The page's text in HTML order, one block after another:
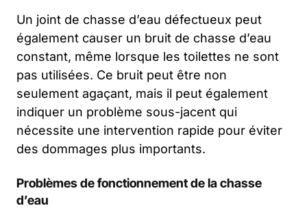
Un joint de chasse d’eau défectueux peut
également causer un bruit de chasse d’eau
constant, même lorsque les toilettes ne sont
pas utilisées. Ce bruit peut être non
seulement agaçant, mais il peut également
indiquer un problème sous-jacent qui
nécessite une intervention rapide pour éviter
des dommages plus importants.
Problèmes de fonctionnement de la chasse
d’eau